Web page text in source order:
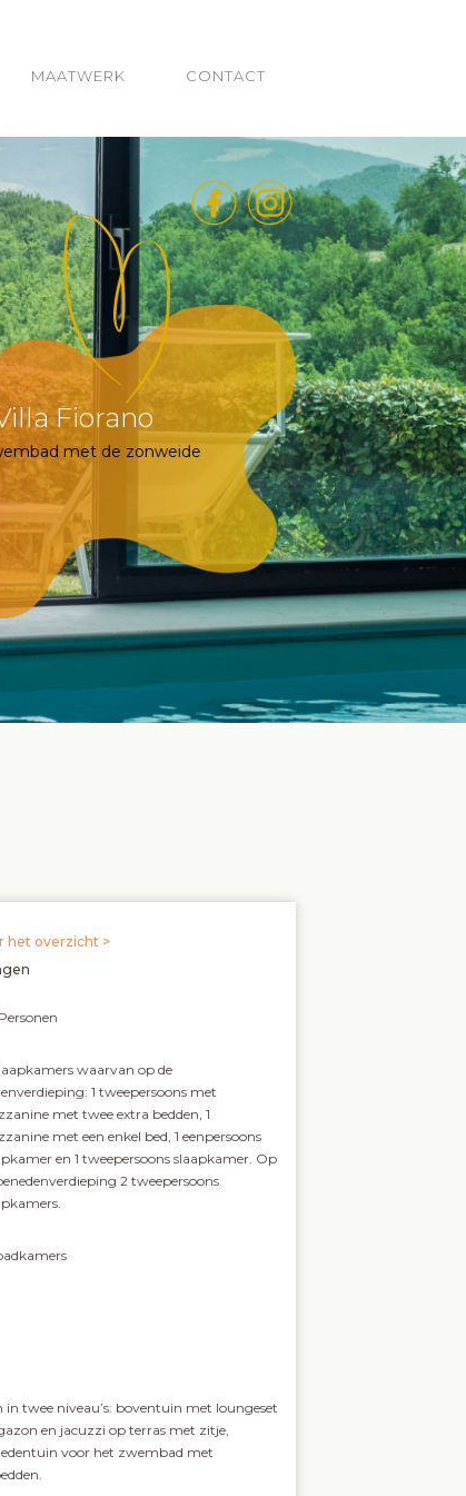
MAATWERK CONTACT
Fiorano
een geweldig uitzicht!
het overzicht >
Personen
waarvan op de
1 tweepersoons met
met twee extra bedden, 1
met een enkel bed, 1 eenpersoons
en 1 tweepersoons slaapkamer. Op
2 tweepersoons
in twee niveau’s: boventuin met loungeset
en jacuzzi op terras met zitje,
voor het zwembad met